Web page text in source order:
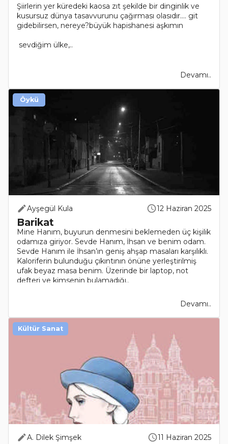
Şiirlerin yer küredeki kaosa zıt şekilde bir dinginlik ve
kusursuz dünya tasavvurunu çağırması olasıdır.… git
gidebilirsen, nereye?büyük hapishanesi aşkımın
sevdiğim ülke,..
Devamı..
Ayşegül Kula 12 Haziran 2025
Barikat
Mine Hanım, buyurun denmesini beklemeden üç kişilik
odamıza giriyor. Sevde Hanım, İhsan ve benim odam.
Sevde Hanım ile İhsan’ın geniş ahşap masaları karşılıklı.
Kaloriferin bulunduğu çıkıntının önüne yerleştirilmiş
ufak beyaz masa benim. Üzerinde bir laptop, not
defteri ve kimsenin bulamadığı..
Devamı..
Öykü
A. Dilek Şimşek 11 Haziran 2025
Kültür Sanat